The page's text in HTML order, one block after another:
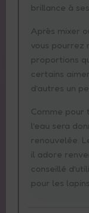
brillance à
Après mixer
vous pourrez
proportions
certains
d’autres un
Comme pour
l’eau sera
renouvelée.
il adore
conseillé
pour les